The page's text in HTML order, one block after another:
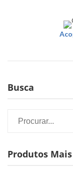
Busca
Produtos